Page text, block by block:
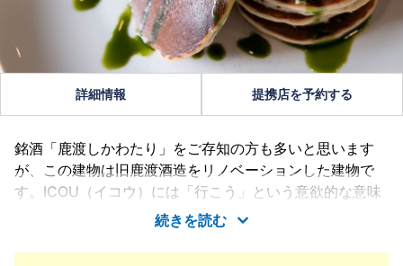
詳細情報 提携店を予約する
銘酒「鹿渡しかわたり」をご存知の方も多いと思います
が、この建物は旧鹿渡酒造をリノベーションした建物で
す。ICOU（イコウ）には「行こう」という意欲的な意味
と、「憩う」というくつろぐ意味と、「移行」という移り
行く時間（時代）を感じる3つの大切なキーワードがあり
ます。量り売りランチはお盆を持ってお好きなお惣菜をお
続きを読む